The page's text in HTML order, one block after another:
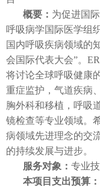
概要： 为促进国
呼吸病学国际医学组
国内呼吸疾病领域的
会国际代表大会”。
将讨论全球呼吸健康
重症监护，气道疾病
胸外科和移植，呼吸
镜检查等专业领域。
病领域先进理念的交
的持续发展与进步。
服务对象： 专业
本项目支出预算：